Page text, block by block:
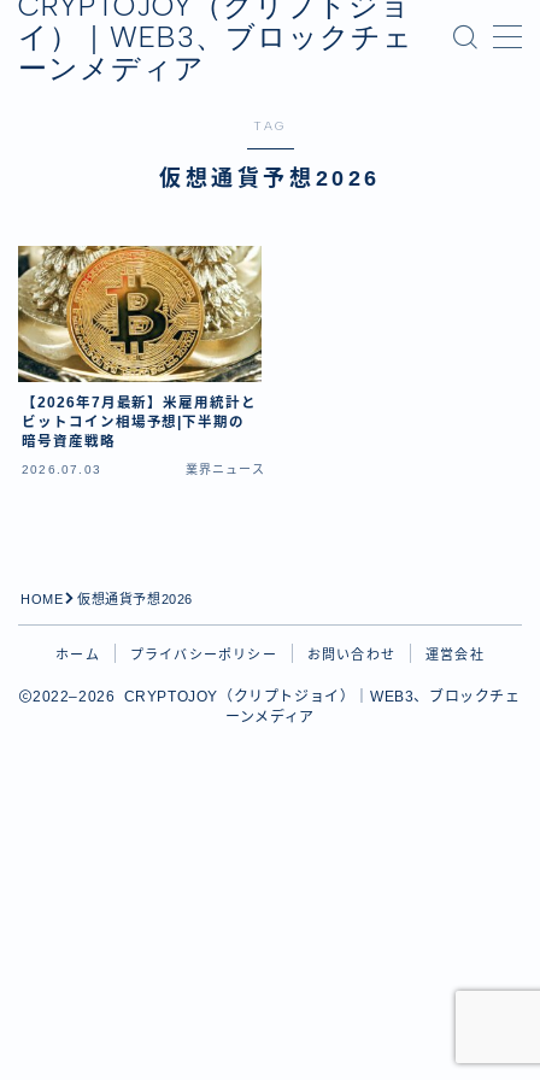
イ）｜WEB3、ブロックチェ
ーンメディア
MENU
TAG
仮想通貨予想2026
【2026年7月最新】米雇用統計と
ビットコイン相場予想|下半期の
暗号資産戦略
2026.07.03 業界ニュース
HOME 仮想通貨予想2026
ホーム プライバシーポリシー お問い合わせ 運営会社
2022–2026 CRYPTOJOY（クリプトジョイ）｜WEB3、ブロックチェ
ーンメディア